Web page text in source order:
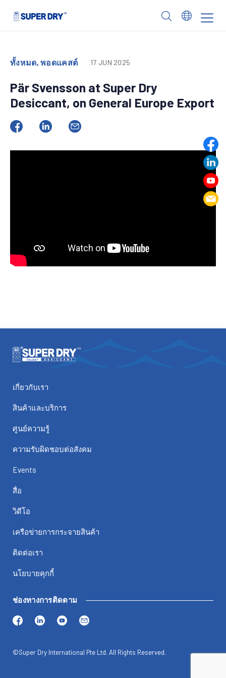
ทั้งหมด, พอดแคสต์ 17 JUN 2025
Pär Svensson at Super Dry
Desiccant, on General Europe Export
เกี่ยวกับเรา
สินค้าและบริการ
ศูนย์ความรู้
ความรับผิดชอบต่อสังคม
Events
สื่อ
วิดีโอ
เครือข่ายการกระจายสินค้า
ติดต่อเรา
นโยบายคุกกี้
ช่องทางการติดตาม
©Super Dry International Pte Ltd. All Rights Reserved.